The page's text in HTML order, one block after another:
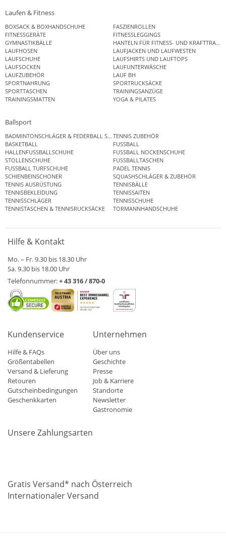
Laufen & Fitness
BOXSACK & BOXHANDSCHUHE
FASZIENROLLEN
FITNESSGERÄTE
FITNESSLEGGINGS
GYMNASTIKBÄLLE
HANTELN FÜR FITNESS- UND
LAUFHOSEN
LAUFJACKEN UND LAUFWESTEN
LAUFSCHUHE
LAUFSHIRTS UND LAUFTOPS
LAUFSOCKEN
LAUFUNTERWÄSCHE
LAUFZUBEHÖR
LAUF BH
SPORTNAHRUNG
SPORTRUCKSÄCKE
SPORTTASCHEN
TRAININGSANZÜGE
TRAININGSMATTEN
YOGA & PILATES
Ballsport
BADMINTONSCHLÄGER & FEDERBALL SETSTENNIS ZUBEHÖR
BASKETBALL
FUSSBALL
HALLENFUSSBALLSCHUHE
FUSSBALL NOCKENSCHUHE
STOLLENSCHUHE
FUSSBALLTASCHEN
FUSSBALL TURFSCHUHE
PADEL TENNIS
SCHIENBEINSCHONER
SQUASHSCHLÄGER & ZUBEHÖR
TENNIS AUSRÜSTUNG
TENNISBÄLLE
TENNISBEKLEIDUNG
TENNISSAITEN
TENNISSCHLÄGER
TENNISSCHUHE
TENNISTASCHEN & TENNISRUCKSÄCKE
TORMANNHANDSCHUHE
Hilfe & Kontakt
Mo. – Fr. 9.30 bis 18.30 Uhr
Sa. 9.30 bis 18.00 Uhr
Telefonnummer:+ 43 316 / 870-0
Kundenservice
Hilfe & FAQs
Größentabellen
Versand & Lieferung
Retouren
Gutscheinbedingungen
Geschenkkarten
Unternehmen
Über uns
Geschichte
Presse
Job & Karriere
Standorte
Newsletter
Gastronomie
Unsere Zahlungsarten
Gratis Versand* nach Österreich
Internationaler Versand